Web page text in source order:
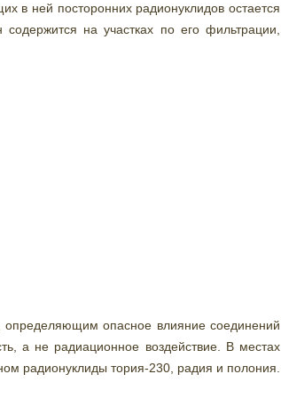
в ней посторонних радионуклидов остается
на участках по его фильтрации,
определяющим опасное влияние соединений
а не радиационное воздействие. В местах
радионуклиды тория-230, радия и полония.